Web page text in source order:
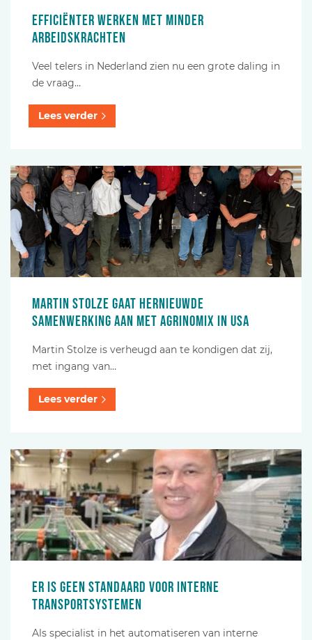
Efficiënter werken met minder
arbeidskrachten
Veel telers in Nederland zien nu een grote daling in
de vraag…
Lees verder
Martin Stolze gaat hernieuwde
samenwerking aan met AgriNomix in USA
Martin Stolze is verheugd aan te kondigen dat zij,
met ingang van…
Lees verder
Er is geen standaard voor interne
transportsystemen
Als specialist in het automatiseren van interne